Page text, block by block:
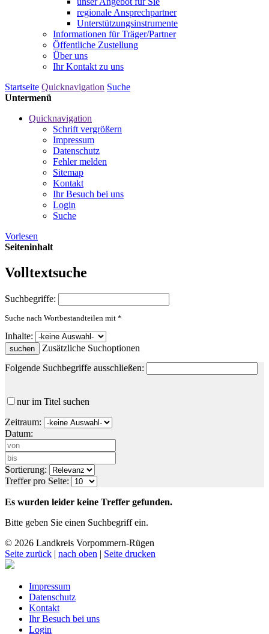
regionale Ansprechpartner
Unterstützungs­instrumente
Informationen für Träger/Partner
Öffentliche Zustellung
Über uns
Ihr Kontakt zu uns
Startseite Quicknavigation Suche
Untermenü
Quicknavigation
Schrift vergrößern
Impressum
Datenschutz
Fehler melden
Sitemap
Kontakt
Ihr Besuch bei uns
Login
Suche
Vorlesen
Seiteninhalt
Volltextsuche
Suchbegriffe:
Suche nach Wortbestandteilen mit *
Inhalte:
suchen
Zusätzliche Suchoptionen
Folgende Suchbegriffe ausschließen:
nur im Titel suchen
Zeitraum:
Datum:
Sortierung:
Treffer pro Seite:
Es wurden leider keine Treffer gefunden.
Bitte geben Sie einen Suchbegriff ein.
© 2026 Landkreis Vorpommern-Rügen
Seite zurück
nach oben Seite drucken
Impressum
Datenschutz
Kontakt
Ihr Besuch bei uns
Login